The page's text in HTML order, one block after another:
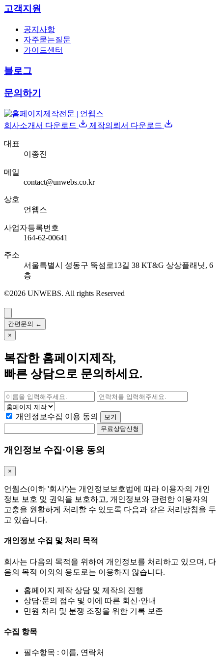
고객지원
공지사항
자주묻는질문
가이드센터
블로그
문의하기
회사소개서 다운로드 제작의뢰서 다운로드
대표
이종진
메일
contact@unwebs.co.kr
상호
언웹스
사업자등록번호
164-62-00641
주소
서울특별시 성동구 뚝섬로13길 38 KT&G 상상플래닛, 6
층
©2026 UNWEBS. All rights Reserved
간편문의 ←
×
복잡한 홈페이지제작,
빠른 상담으로 문의하세요.
개인정보수집 이용 동의
보기
무료상담신청
개인정보 수집·이용 동의
×
언웹스(이하 '회사')는 개인정보보호법에 따라 이용자의 개인
정보 보호 및 권익을 보호하고, 개인정보와 관련한 이용자의
고충을 원활하게 처리할 수 있도록 다음과 같은 처리방침을 두
고 있습니다.
개인정보 수집 및 처리 목적
회사는 다음의 목적을 위하여 개인정보를 처리하고 있으며, 다
음의 목적 이외의 용도로는 이용하지 않습니다.
홈페이지 제작 상담 및 제작의 진행
상담·문의 접수 및 이에 따른 회신·안내
민원 처리 및 분쟁 조정을 위한 기록 보존
수집 항목
필수항목 : 이름, 연락처